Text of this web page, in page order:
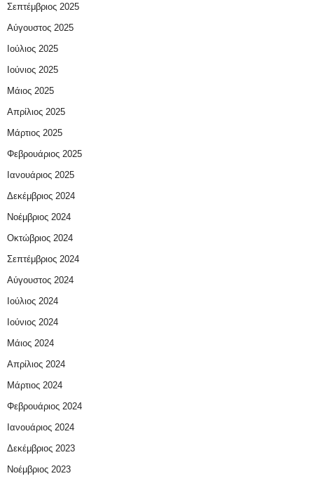
Σεπτέμβριος 2025
Αύγουστος 2025
Ιούλιος 2025
Ιούνιος 2025
Μάιος 2025
Απρίλιος 2025
Μάρτιος 2025
Φεβρουάριος 2025
Ιανουάριος 2025
Δεκέμβριος 2024
Νοέμβριος 2024
Οκτώβριος 2024
Σεπτέμβριος 2024
Αύγουστος 2024
Ιούλιος 2024
Ιούνιος 2024
Μάιος 2024
Απρίλιος 2024
Μάρτιος 2024
Φεβρουάριος 2024
Ιανουάριος 2024
Δεκέμβριος 2023
Νοέμβριος 2023